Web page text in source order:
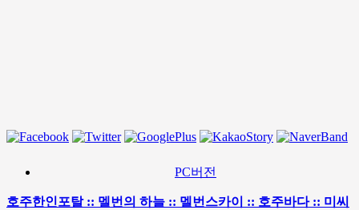
PC버전
호주한인포탈 :: 멜번의 하늘 :: 멜번스카이 :: 호주바다 :: 미씨